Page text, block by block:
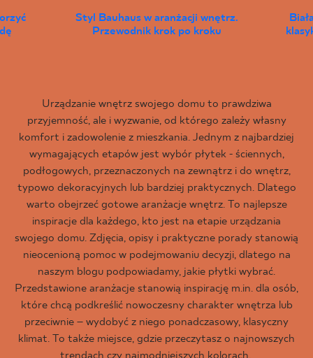
Styl Bauhaus w aranżacji wnętrz.
Przewodnik krok po kroku
Urządzanie wnętrz swojego domu to prawdziwa
przyjemność, ale i wyzwanie, od którego zależy własny
komfort i zadowolenie z mieszkania. Jednym z najbardziej
wymagających etapów jest wybór płytek - ściennych,
podłogowych, przeznaczonych na zewnątrz i do wnętrz,
typowo dekoracyjnych lub bardziej praktycznych. Dlatego
warto obejrzeć gotowe aranżacje wnętrz. To najlepsze
inspiracje dla każdego, kto jest na etapie urządzania
swojego domu. Zdjęcia, opisy i praktyczne porady stanowią
nieocenioną pomoc w podejmowaniu decyzji, dlatego na
naszym blogu podpowiadamy, jakie płytki wybrać.
Przedstawione aranżacje stanowią inspirację m.in. dla osób,
które chcą podkreślić nowoczesny charakter wnętrza lub
przeciwnie – wydobyć z niego ponadczasowy, klasyczny
klimat. To także miejsce, gdzie przeczytasz o najnowszych